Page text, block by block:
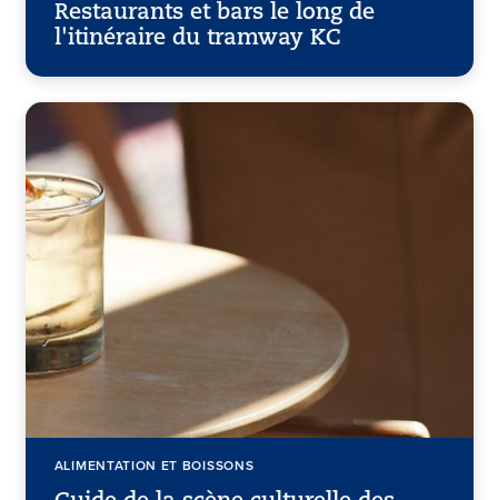
Restaurants et bars le long de
l'itinéraire du tramway KC
ALIMENTATION ET BOISSONS